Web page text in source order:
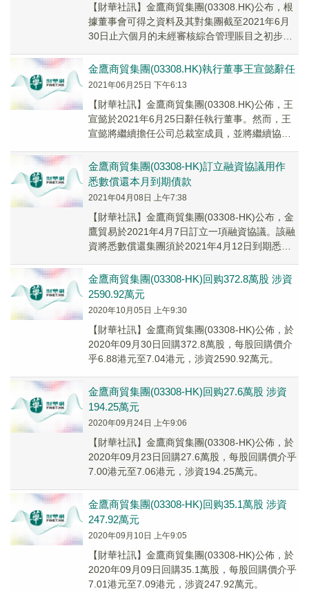
【財華社訊】金鷹商貿集團(03308.HK)公布，根
據董事會可得之資料及其對集團截至2021年6月
30日止六個月的未經審核綜合管理賬目之初步審
金鷹商貿集團(03308.HK)執行董事王宣懿辭任
2021年06月25日 下午6:13
【財華社訊】金鷹商貿集團(03308.HK)公佈，王
宣懿於2021年6月25日辭任執行董事。然而，王
宣懿將繼續擔任公司总裁室成員，並將繼續協助
金鷹商貿集團(03308-HK)訂立融資協議用作
悉數償還本月到期債款
2021年04月08日 上午7:38
【財華社訊】金鷹商貿集團(03308-HK)公布，金
鷹貿易於2021年4月7日訂立一項融資協議。該融
資將悉數償還集團須於2021年4月12日到期悉數
金鷹商貿集團(03308-HK)回购372.8萬股 涉資
2590.92萬元
2020年10月05日 上午9:30
【財華社訊】金鷹商貿集團(03308-HK)公佈，於
2020年09月30日回購372.8萬股，每股回購價介
乎6.88港元至7.04港元，涉資2590.92萬元。
金鷹商貿集團(03308-HK)回购27.6萬股 涉資
194.25萬元
2020年09月24日 上午9:06
【財華社訊】金鷹商貿集團(03308-HK)公佈，於
2020年09月23日回購27.6萬股，每股回購價介乎
7.00港元至7.06港元，涉資194.25萬元。
金鷹商貿集團(03308-HK)回购35.1萬股 涉資
247.92萬元
2020年09月10日 上午9:05
【財華社訊】金鷹商貿集團(03308-HK)公佈，於
2020年09月09日回購35.1萬股，每股回購價介乎
7.01港元至7.09港元，涉資247.92萬元。